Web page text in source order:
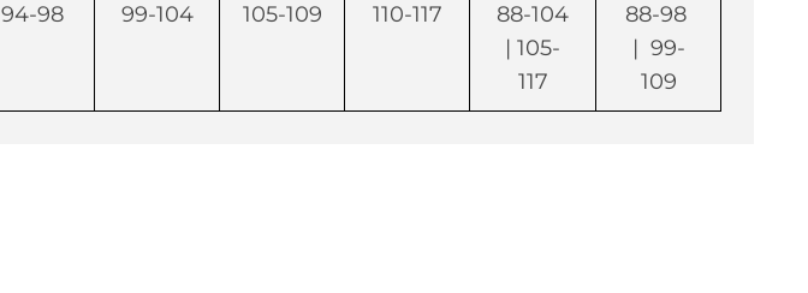
94-98 99-104 105-109 110-117
88-104
| 105-
117
88-98
| 99-
109